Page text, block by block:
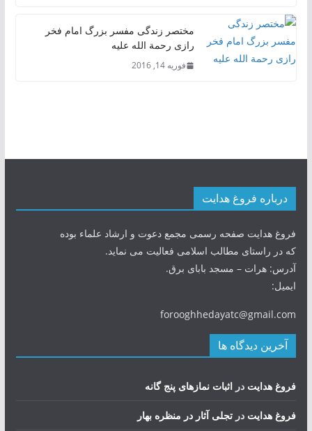
مختصر زندگی مفسر بزرگ امام فخر
رازی رحمة الله علیه
فوریه 14, 2016
درباره فروغ هدایت
فروغ هدایت صفحه رسمی مجمع دعوت و ارشاد علماء بوده
که در راستای مطالب اسلامی فعالیت می نماید.
آدرس: هرات – مسجد بابای برق.
ایمیل:
forooghhedayatc@gmail.com
آخرین دیدگاه ها
فروغ هدایت در اثبات نمازهای پنج گانه
فروغ هدایت در تجلی آثار در منظره بهار